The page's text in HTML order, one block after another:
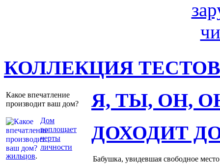
КОЛЛЕКЦИЯ ТЕСТОВ
Какое впечатление
производит ваш дом?
Дом
воплощает
черты
личности
жильцов.
Я, ТЫ, ОН,
ДОХОДИТ
Бабушка, увидевшая свободное